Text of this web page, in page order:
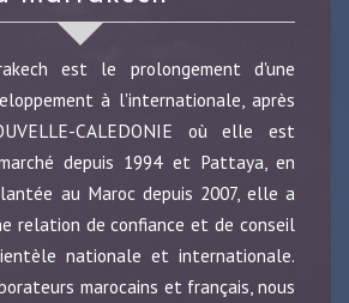
est le prolongement d'une
à l'internationale, après
CALEDONIE où elle est
depuis 1994 et Pattaya, en
au Maroc depuis 2007, elle a
relation de confiance et de conseil
nationale et internationale.
marocains et français, nous